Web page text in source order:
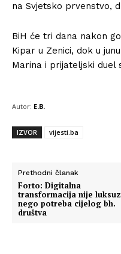
na Svjetsko prvenstvo,
BiH će tri dana nakon
Kipar u Zenici, dok u
Marina i prijateljski duel
Autor: E.B.
IZVOR vijesti.ba
Prethodni članak
Forto: Digitalna
transformacija nije luksuz
nego potreba cijelog bh.
društva